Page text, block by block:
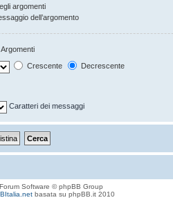
argomenti
dell’argomento
Argomenti
Crescente Decrescente
Caratteri dei messaggi
Software © phpBB Group
basata su phpBB.it 2010